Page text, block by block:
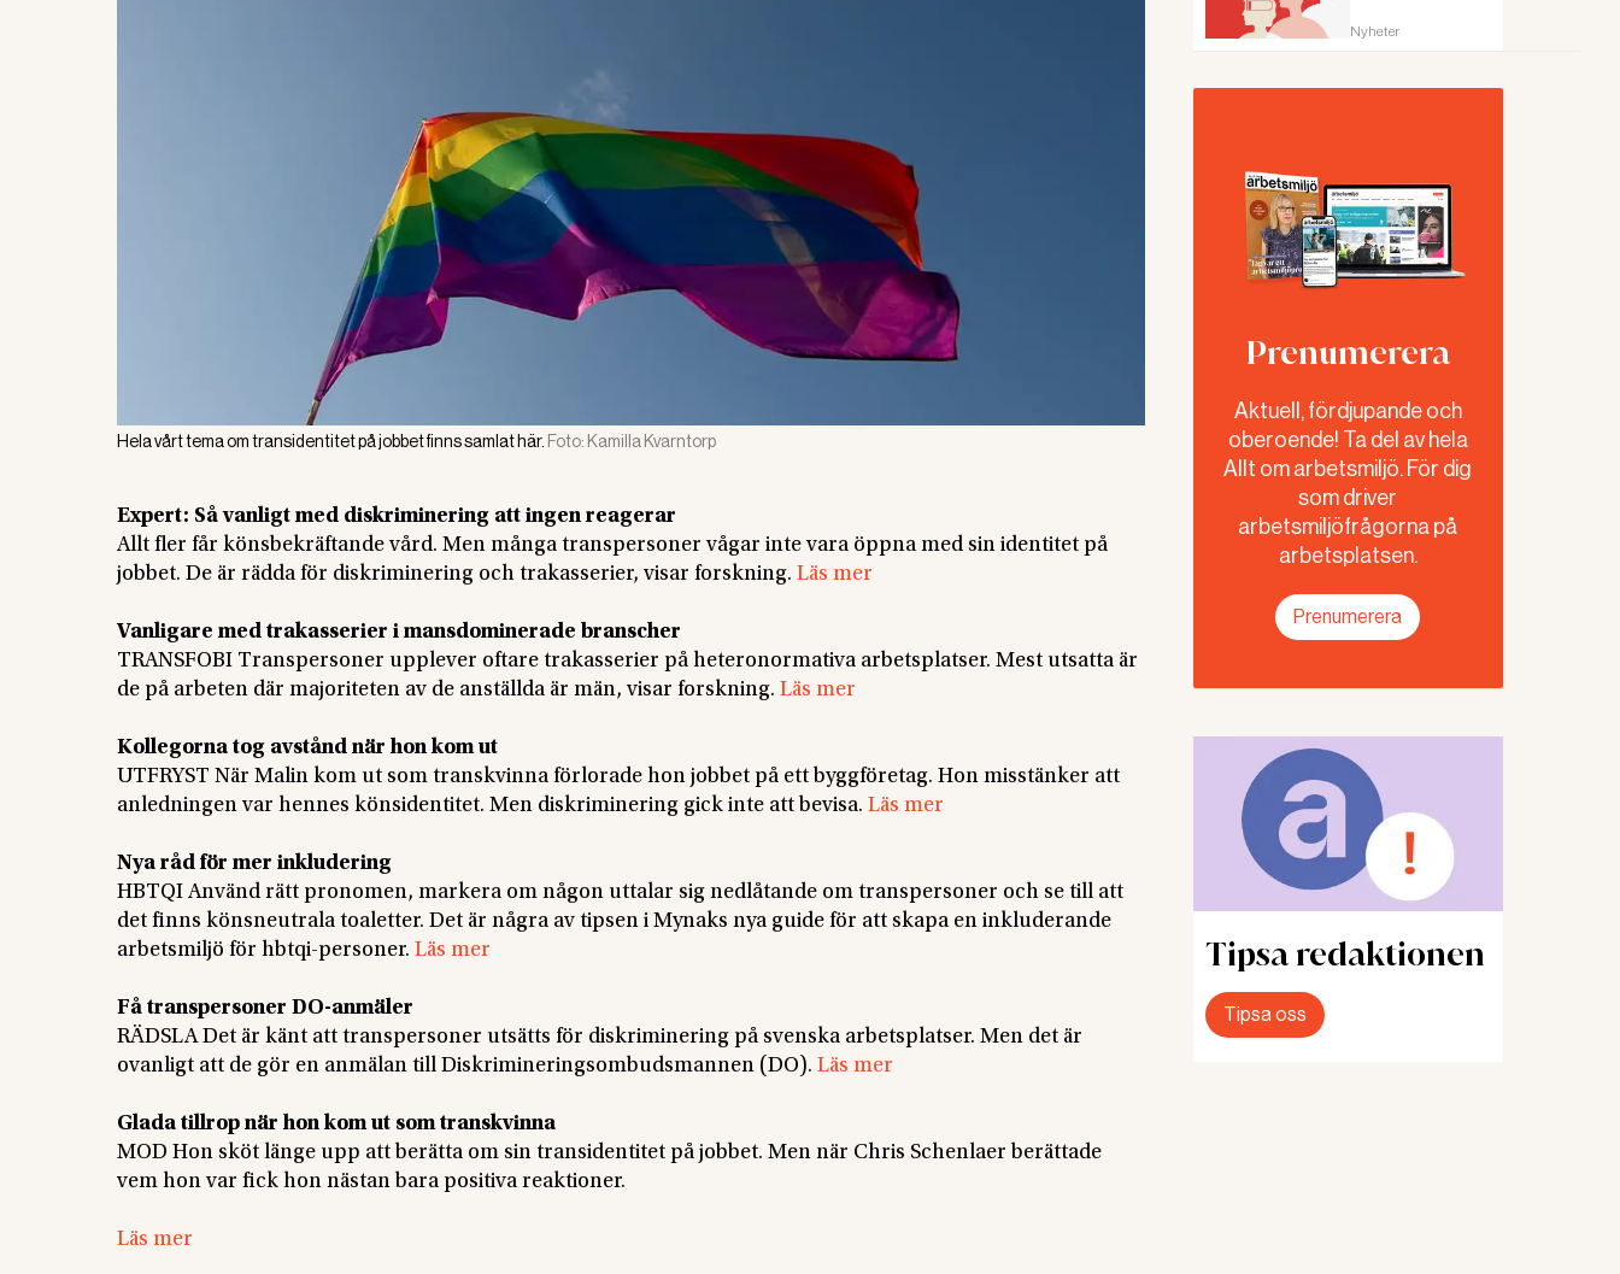
Hela vårt tema om transidentitet på jobbet finns samlat här. Foto: Kamilla Kvarntorp
Expert: Så vanligt med diskriminering att ingen reagerar
Allt fler får könsbekräftande vård. Men många transpersoner vågar inte vara öppna med sin identitet på
jobbet. De är rädda för diskriminering och trakasserier, visar forskning. Läs mer
Vanligare med trakasserier i mansdominerade branscher
TRANSFOBI Transpersoner upplever oftare trakasserier på heteronormativa arbetsplatser. Mest utsatta är
de på arbeten där majoriteten av de anställda är män, visar forskning. Läs mer
Kollegorna tog avstånd när hon kom ut
UTFRYST När Malin kom ut som transkvinna förlorade hon jobbet på ett byggföretag. Hon misstänker att
anledningen var hennes könsidentitet. Men diskriminering gick inte att bevisa. Läs mer
Nya råd för mer inkludering
HBTQI Använd rätt pronomen, markera om någon uttalar sig nedlåtande om transpersoner och se till att
det finns könsneutrala toaletter. Det är några av tipsen i Mynaks nya guide för att skapa en inkluderande
arbetsmiljö för hbtqi-personer. Läs mer
Få transpersoner DO-anmäler
RÄDSLA Det är känt att transpersoner utsätts för diskriminering på svenska arbetsplatser. Men det är
ovanligt att de gör en anmälan till Diskrimineringsombudsmannen (DO). Läs mer
Glada tillrop när hon kom ut som transkvinna
MOD Hon sköt länge upp att berätta om sin transidentitet på jobbet. Men när Chris Schenlaer berättade
vem hon var fick hon nästan bara positiva reaktioner.
Läs mer
Nyheter
Prenumerera
Aktuell, fördjupande och
oberoende! Ta del av hela
Allt om arbetsmiljö. För dig
som driver
arbetsmiljöfrågorna på
arbetsplatsen.
Prenumerera
Tipsa redaktionen
Tipsa oss